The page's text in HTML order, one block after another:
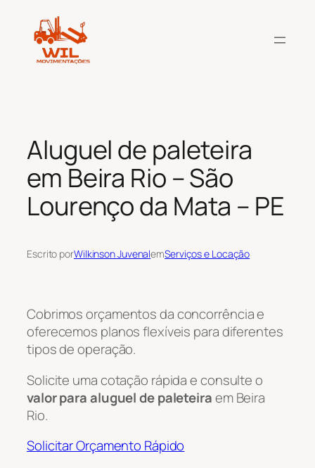
conteúdo
Aluguel de paleteira
em Beira Rio – São
Lourenço da Mata – PE
Escrito porWilkinson JuvenalemServiços e Locação
Cobrimos orçamentos da concorrência e
oferecemos planos flexíveis para diferentes
tipos de operação.
Solicite uma cotação rápida e consulte o
valor para aluguel de paleteiraem Beira
Rio.
Solicitar Orçamento Rápido